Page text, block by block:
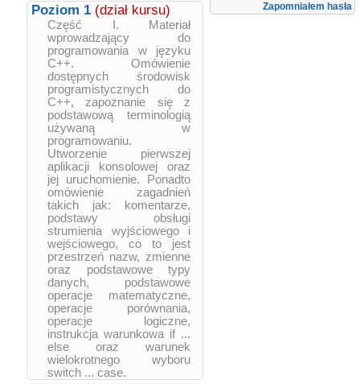
Zapomniałem hasła
Poziom 1 (dział kursu)
Część I. Materiał
wprowadzający do
programowania w języku
C++. Omówienie
dostępnych środowisk
programistycznych do
C++, zapoznanie się z
podstawową terminologią
używaną w
programowaniu.
Utworzenie pierwszej
aplikacji konsolowej oraz
jej uruchomienie. Ponadto
omówienie zagadnień
takich jak: komentarze,
podstawy obsługi
strumienia wyjściowego i
wejściowego, co to jest
przestrzeń nazw, zmienne
oraz podstawowe typy
danych, podstawowe
operacje matematyczne,
operacje porównania,
operacje logiczne,
instrukcja warunkowa if ...
else oraz warunek
wielokrotnego wyboru
switch ... case.